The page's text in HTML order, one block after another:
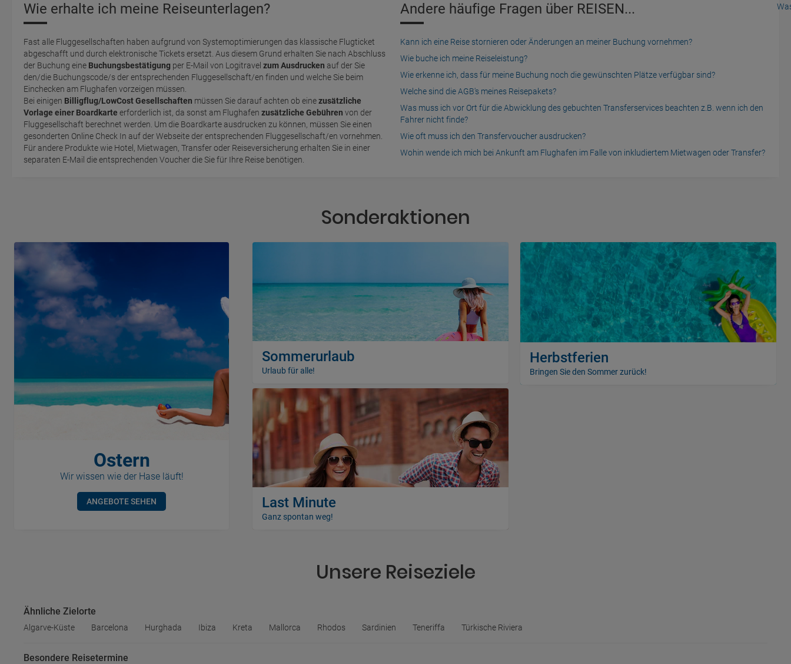
Wie erhalte ich meine Reiseunterlagen?
Fast alle Fluggesellschaften haben aufgrund von Systemoptimierungen das klassische Flugticket
abgeschafft und durch elektronische Tickets ersetzt. Aus diesem Grund erhalten Sie nach Abschluss
der Buchung eine Buchungsbestätigung per E-Mail von Logitravel zum Ausdrucken auf der Sie
den/die Buchungscode/s der entsprechenden Fluggesellschaft/en finden und welche Sie beim
Einchecken am Flughafen vorzeigen müssen.
Bei einigen Billigflug/LowCost Gesellschaften müssen Sie darauf achten ob einezusätzliche
Vorlage einer Boardkarte erforderlich ist, da sonst am Flughafen zusätzliche Gebühren von der
Fluggesellschaft berechnet werden. Um die Boardkarte ausdrucken zu können, müssen Sie einen
gesonderten Online Check In auf der Webseite der entsprechenden Fluggesellschaft/en vornehmen.
Für andere Produkte wie Hotel, Mietwagen, Transfer oder Reiseversicherung erhalten Sie in einer
separaten E-Mail die entsprechenden Voucher die Sie für Ihre Reise benötigen.
Andere häufige Fragen über REISEN...
Kann ich eine Reise stornieren oder Änderungen an meiner Buchung vornehmen?
Wie buche ich meine Reiseleistung?
Wie erkenne ich, dass für meine Buchung noch die gewünschten Plätze verfügbar sind?
Welche sind die AGB's meines Reisepakets?
Was muss ich vor Ort für die Abwicklung des gebuchten Transferservices beachten z.B. wenn ich den
Fahrer nicht finde?
Wie oft muss ich den Transfervoucher ausdrucken?
Wohin wende ich mich bei Ankunft am Flughafen im Falle von inkludiertem Mietwagen oder Transfer?
Sonderaktionen
Ostern
Wir wissen wie der Hase läuft!
ANGEBOTE SEHEN
Sommerurlaub
Urlaub für alle!
Last Minute
Ganz spontan weg!
Herbstferien
Bringen Sie den Sommer zurück!
Unsere Reiseziele
Ähnliche Zielorte
Algarve-Küste Barcelona Hurghada Ibiza Kreta Mallorca Rhodos Sardinien Teneriffa Türkische Riviera
Besondere Reisetermine